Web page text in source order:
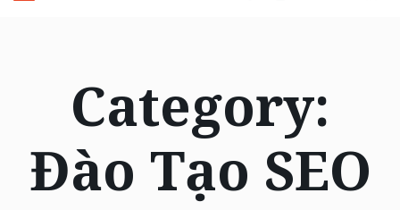
Category:
Đào Tạo SEO